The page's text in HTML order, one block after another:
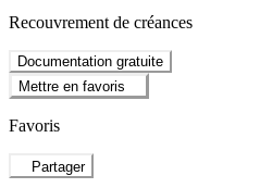
Recouvrement de créances
Documentation gratuite
Mettre en favoris
Favoris
Partager